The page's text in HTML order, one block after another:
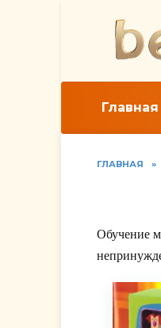
Главная
ГЛАВНАЯ »
Обучение